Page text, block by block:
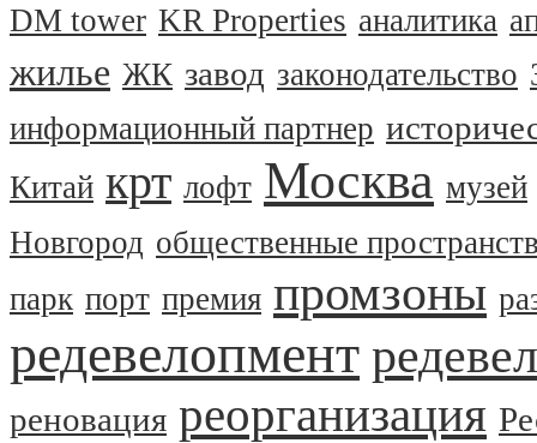
DM tower KR Properties аналитика
жилье ЖК завод законодательство
информационный партнер
Китай крт лофт Москва музей
Новгород общественные
парк порт премия промзоны
редевелопмент
реновация реорганизация